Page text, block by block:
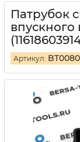
Патрубок
впускного
Артикул: